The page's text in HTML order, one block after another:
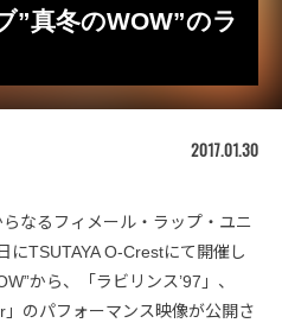
”真冬のWOW”のラ
2017.01.30
なるフィメール・ラップ・ユニ
にTSUTAYA O-Crestにて開催し
から、「ラビリンス’97」、
」のパフォーマンス映像が公開さ